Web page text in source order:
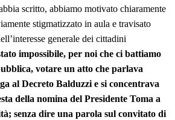
scritto, abbiamo motivato chiaramente
stigmatizzato in aula e travisato
generale dei cittadini
impossibile, per noi che ci battiamo
votare un atto che parlava
al Decreto Balduzzi e si concentrava
della nomina del Presidente Toma a
senza dire una parola sul convitato di